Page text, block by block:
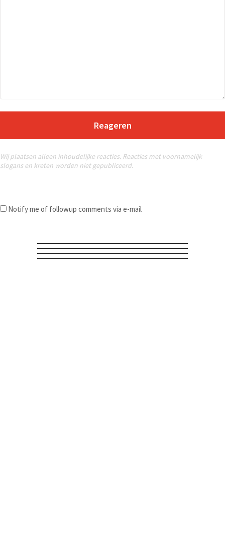
Reageren
Wij plaatsen alleen inhoudelijke reacties. Reacties met voornamelijk
slogans en kreten worden niet gepubliceerd.
Notify me of followup comments via e-mail